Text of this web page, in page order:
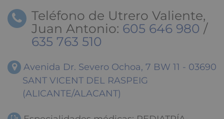
Teléfono de Utrero Valiente,
Juan Antonio: 605 646 980 /
635 763 510
Avenida Dr. Severo Ochoa, 7 BW 11 - 03690
SANT VICENT DEL RASPEIG
(ALICANTE/ALACANT)